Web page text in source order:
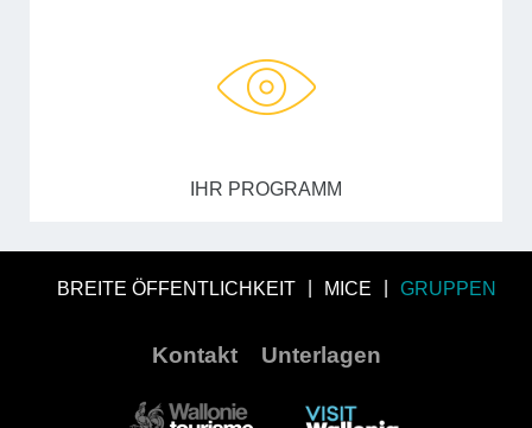
IHR PROGRAMM
BREITE ÖFFENTLICHKEIT MICE GRUPPEN
Kontakt Unterlagen